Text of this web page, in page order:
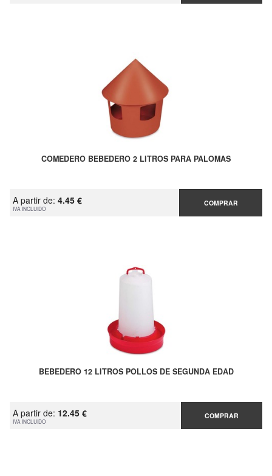
COMEDERO BEBEDERO 2 LITROS PARA PALOMAS
A partir de: 4.45 €
IVA INCLUIDO
COMPRAR
BEBEDERO 12 LITROS POLLOS DE SEGUNDA EDAD
A partir de: 12.45 €
IVA INCLUIDO
COMPRAR